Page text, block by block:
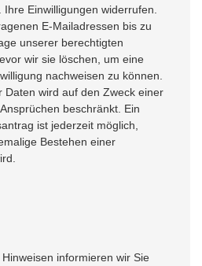
Einwilligungen widerrufen.
E-Mailadressen bis zu
unserer berechtigten
wir sie löschen, um eine
nachweisen zu können.
Daten wird auf den Zweck einer
beschränkt. Ein
ist jederzeit möglich,
Bestehen einer
informieren wir Sie